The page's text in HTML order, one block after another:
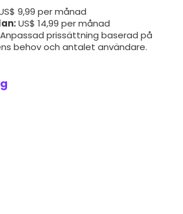
9,99 per månad
US$ 14,99 per månad
Anpassad prissättning baserad på
behov och antalet användare.